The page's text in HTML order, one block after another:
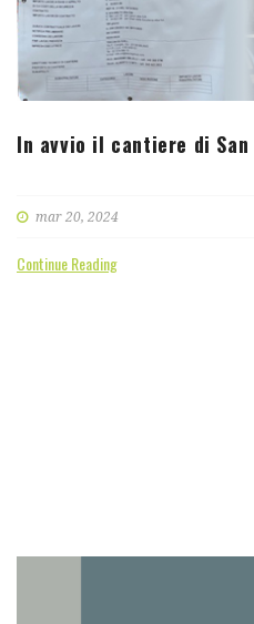
In avvio il cantiere di San
mar 20, 2024
Continue Reading